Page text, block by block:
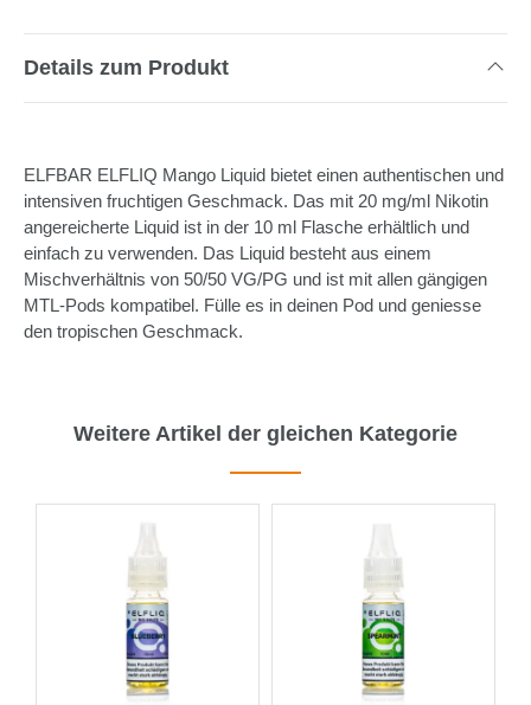
Details zum Produkt
ELFBAR ELFLIQ Mango Liquid bietet einen authentischen und
intensiven fruchtigen Geschmack. Das mit 20 mg/ml Nikotin
angereicherte Liquid ist in der 10 ml Flasche erhältlich und
einfach zu verwenden. Das Liquid besteht aus einem
Mischverhältnis von 50/50 VG/PG und ist mit allen gängigen
MTL-Pods kompatibel. Fülle es in deinen Pod und geniesse
den tropischen Geschmack.
Weitere Artikel der gleichen Kategorie